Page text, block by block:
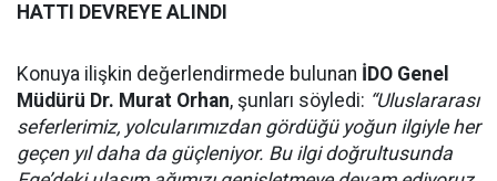
HATTI DEVREYE ALINDI
Konuya ilişkin değerlendirmede bulunan İDO Genel
Müdürü Dr. Murat Orhan, şunları söyledi: “Uluslararası
seferlerimiz, yolcularımızdan gördüğü yoğun ilgiyle her
geçen yıl daha da güçleniyor. Bu ilgi doğrultusunda